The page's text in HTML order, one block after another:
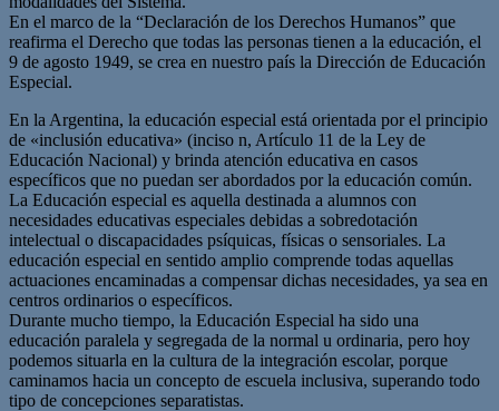
En el marco de la “Declaración de los Derechos Humanos” que
reafirma el Derecho que todas las personas tienen a la educación, el
9 de agosto 1949, se crea en nuestro país la Dirección de Educación
Especial.
En la Argentina, la educación especial está orientada por el principio
de «inclusión educativa» (inciso n, Artículo 11 de la Ley de
Educación Nacional) y brinda atención educativa en casos
específicos que no puedan ser abordados por la educación común.
La Educación especial es aquella destinada a alumnos con
necesidades educativas especiales debidas a sobredotación
intelectual o discapacidades psíquicas, físicas o sensoriales. La
educación especial en sentido amplio comprende todas aquellas
actuaciones encaminadas a compensar dichas necesidades, ya sea en
centros ordinarios o específicos.
Durante mucho tiempo, la Educación Especial ha sido una
educación paralela y segregada de la normal u ordinaria, pero hoy
podemos situarla en la cultura de la integración escolar, porque
caminamos hacia un concepto de escuela inclusiva, superando todo
tipo de concepciones separatistas.